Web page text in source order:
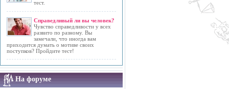
тест.
Справедливый ли вы человек?
Чувство справедливости у всех
развито по разному. Вы
замечали, что иногда вам
приходится думать о мотиве своих
поступков? Пройдите тест!
На форуме